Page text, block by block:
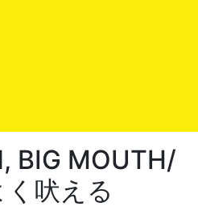
BIG MOUTH/
吠える